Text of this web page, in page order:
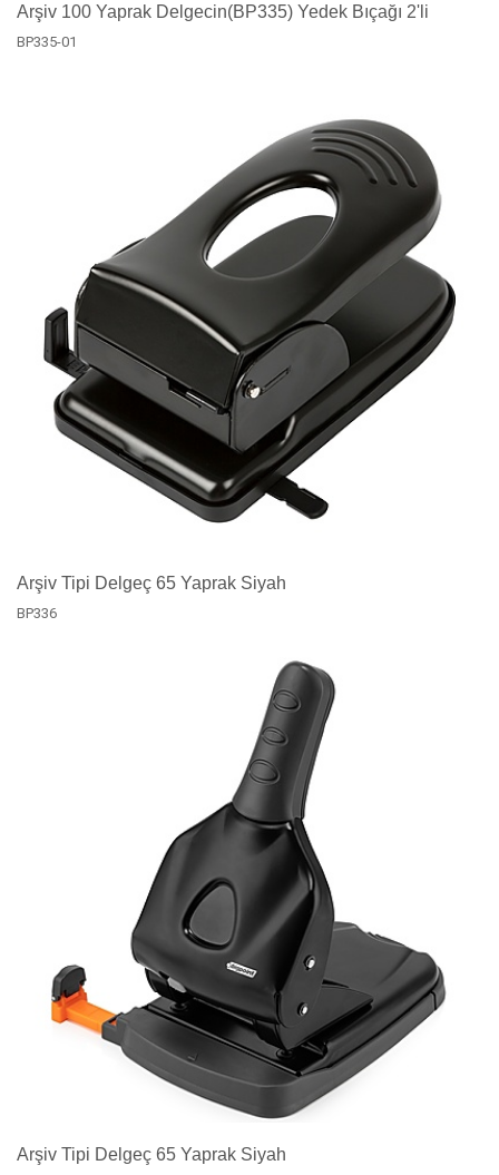
Arşiv 100 Yaprak Delgecin(BP335) Yedek Bıçağı 2'li
BP335-01
Arşiv Tipi Delgeç 65 Yaprak Siyah
BP336
Arşiv Tipi Delgeç 65 Yaprak Siyah